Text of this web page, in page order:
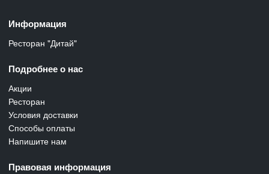
Информация
Ресторан "Дитай"
Подробнее о нас
Акции
Ресторан
Условия доставки
Способы оплаты
Напишите нам
Правовая информация